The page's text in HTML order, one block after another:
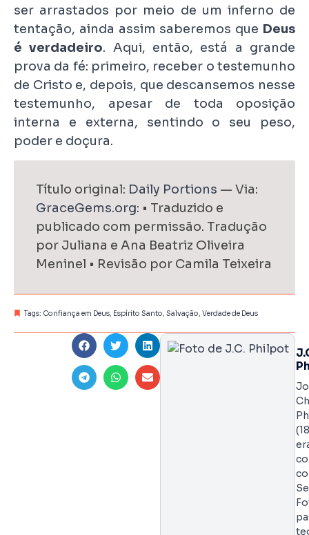
ser arrastados por meio de um inferno de
tentação, ainda assim saberemos que Deus
é verdadeiro. Aqui, então, está a grande
prova da fé: primeiro, receber o testemunho
de Cristo e, depois, que descansemos nesse
testemunho, apesar de toda oposição
interna e externa, sentindo o seu peso,
poder e doçura.
Título original: Daily Portions — Via:
GraceGems.org: • Traduzido e
publicado com permissão. Tradução
por Juliana e Ana Beatriz Oliveira
Meninel • Revisão por Camila Teixeira
Tags: Confiança em Deus, Espírito Santo, Salvação, Verdade de Deus